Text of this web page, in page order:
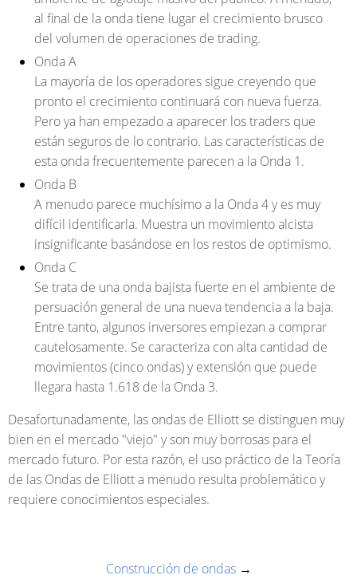
al final de la onda tiene lugar el crecimiento brusco
del volumen de operaciones de trading.
Onda A
La mayoría de los operadores sigue creyendo que
pronto el crecimiento continuará con nueva fuerza.
Pero ya han empezado a aparecer los traders que
están seguros de lo contrario. Las características de
esta onda frecuentemente parecen a la Onda 1.
Onda B
A menudo parece muchísimo a la Onda 4 y es muy
difícil identificarla. Muestra un movimiento alcista
insignificante basándose en los restos de optimismo.
Onda C
Se trata de una onda bajista fuerte en el ambiente de
persuación general de una nueva tendencia a la baja.
Entre tanto, algunos inversores empiezan a comprar
cautelosamente. Se caracteriza con alta cantidad de
movimientos (cinco ondas) y extensión que puede
llegara hasta 1.618 de la Onda 3.
Desafortunadamente, las ondas de Elliott se distinguen muy
bien en el mercado "viejo" y son muy borrosas para el
mercado futuro. Por esta razón, el uso práctico de la Teoría
de las Ondas de Elliott a menudo resulta problemático y
requiere conocimientos especiales.
Construcción de ondas →